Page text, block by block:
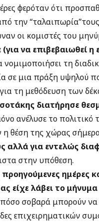
φερόταν ότι
την
οι κομιστές του
(για να επιβεβαιωθεί
νομιμοποιήσει τη
σε μια πράξη υψηλού
τη μεθόδευση των
διατήρησε
ανέλυσε το
η θέση της χώρας
αλλά για εντελώς
στην υπόθεση.
ημέρες
είχε λάβει το μήνυμα
σοβαρά μπορούν να
επιχειρηματικών